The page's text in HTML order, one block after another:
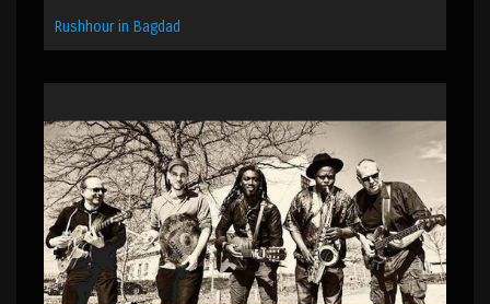
Rushhour in Bagdad